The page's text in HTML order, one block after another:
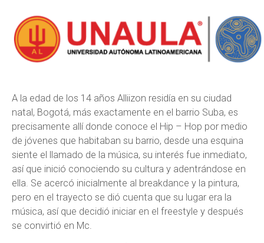
A la edad de los 14 años Alliizon residía en su ciudad
natal, Bogotá, más exactamente en el barrio Suba, es
precisamente allí donde conoce el Hip – Hop por medio
de jóvenes que habitaban su barrio, desde una esquina
siente el llamado de la música, su interés fue inmediato,
así que inició conociendo su cultura y adentrándose en
ella. Se acercó inicialmente al breakdance y la pintura,
pero en el trayecto se dió cuenta que su lugar era la
música, así que decidió iniciar en el freestyle y después
se convirtió en Mc.